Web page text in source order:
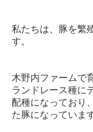
私たちは、豚を繁
す。
木野内ファームで
ランドレース種に
配種になっており
た豚になっていま